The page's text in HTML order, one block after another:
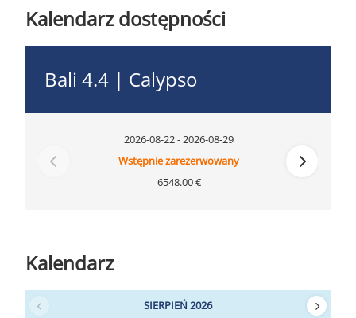
Kalendarz dostępności
Bali 4.4 | Calypso
2026-08-22 - 2026-08-29
Wstępnie zarezerwowany
6548.00 €
Kalendarz
SIERPIEŃ 2026